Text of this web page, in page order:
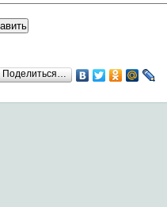
Поделиться…